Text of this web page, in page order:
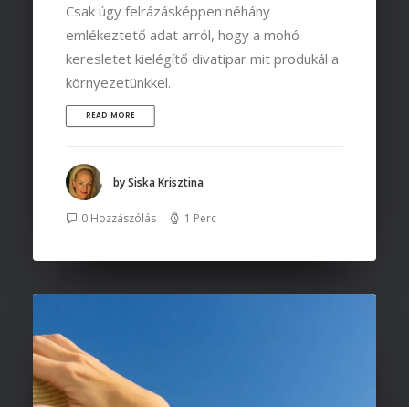
Csak úgy felrázásképpen néhány
emlékeztető adat arról, hogy a mohó
keresletet kielégítő divatipar mit produkál a
környezetünkkel.
READ MORE
by Siska Krisztina
0 Hozzászólás 1 Perc